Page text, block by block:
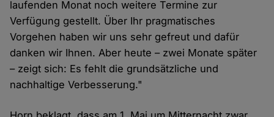
laufenden Monat noch weitere Termine zur
Verfügung gestellt. Über Ihr pragmatisches
Vorgehen haben wir uns sehr gefreut und dafür
danken wir Ihnen. Aber heute – zwei Monate später
– zeigt sich: Es fehlt die grundsätzliche und
nachhaltige Verbesserung."